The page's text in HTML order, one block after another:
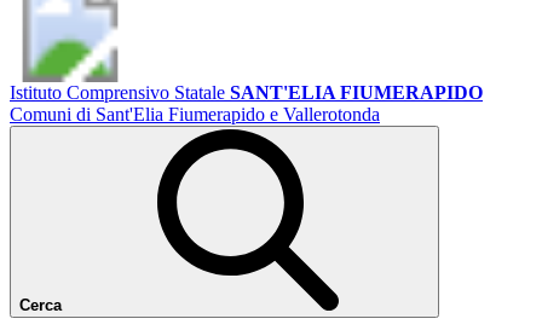
Istituto Comprensivo Statale SANT'ELIA FIUMERAPIDO
Comuni di Sant'Elia Fiumerapido e Vallerotonda
Cerca